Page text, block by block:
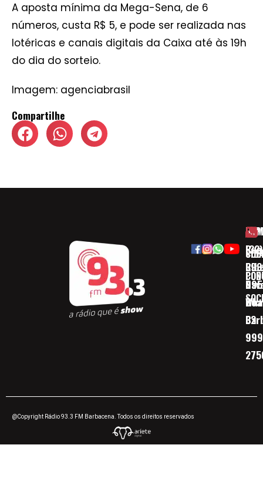
A aposta mínima da Mega-Sena, de 6
números, custa R$ 5, e pode ser realizada nas
lotéricas e canais digitais da Caixa até às 19h
do dia do sorteio.
Imagem: agenciabrasil
Compartilhe
(32)
32
@Copyright Rádio 93.3 FM Barbacena. Todos os direitos reservados